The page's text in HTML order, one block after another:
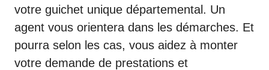
votre guichet unique départemental. Un
agent vous orientera dans les démarches. Et
pourra selon les cas, vous aidez à monter
votre demande de prestations et